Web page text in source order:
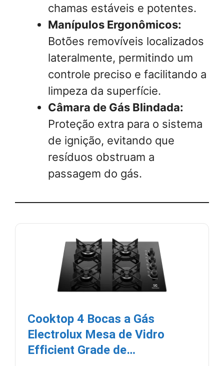
chamas estáveis e potentes.
Manípulos Ergonômicos:
Botões removíveis localizados
lateralmente, permitindo um
controle preciso e facilitando a
limpeza da superfície.
Câmara de Gás Blindada:
Proteção extra para o sistema
de ignição, evitando que
resíduos obstruam a
passagem do gás.
Cooktop 4 Bocas a Gás
Electrolux Mesa de Vidro
Efficient Grade de…